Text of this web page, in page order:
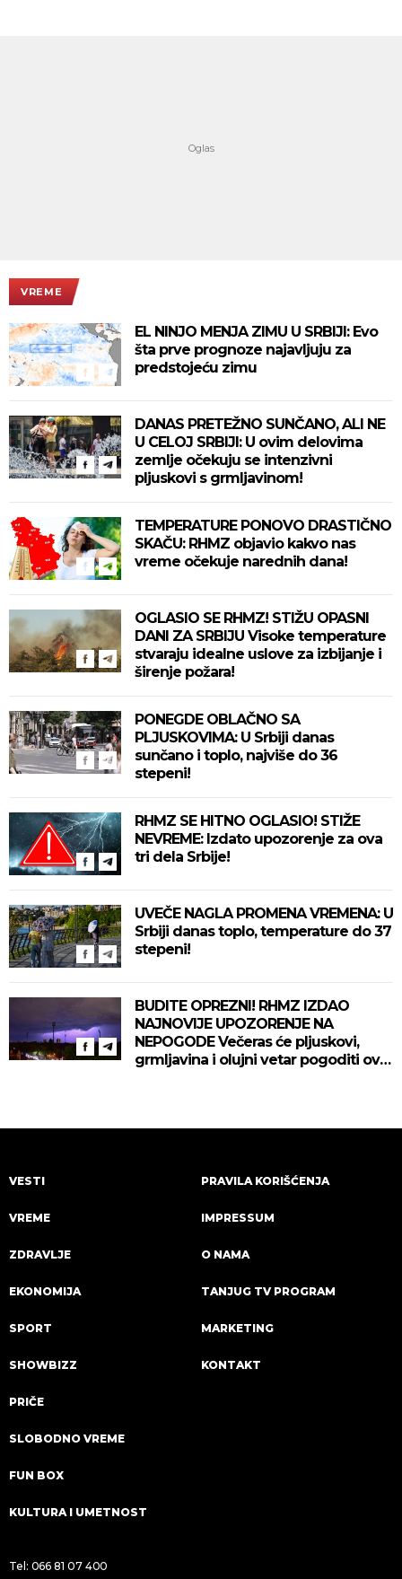
VREME
EL NINJO MENJA ZIMU U SRBIJI: Evo
šta prve prognoze najavljuju za
predstojeću zimu
DANAS PRETEŽNO SUNČANO, ALI NE
U CELOJ SRBIJI: U ovim delovima
zemlje očekuju se intenzivni
pljuskovi s grmljavinom!
TEMPERATURE PONOVO DRASTIČNO
SKAČU: RHMZ objavio kakvo nas
vreme očekuje narednih dana!
OGLASIO SE RHMZ! STIŽU OPASNI
DANI ZA SRBIJU Visoke temperature
stvaraju idealne uslove za izbijanje i
širenje požara!
PONEGDE OBLAČNO SA
PLJUSKOVIMA: U Srbiji danas
sunčano i toplo, najviše do 36
stepeni!
RHMZ SE HITNO OGLASIO! STIŽE
NEVREME: Izdato upozorenje za ova
tri dela Srbije!
UVEČE NAGLA PROMENA VREMENA: U
Srbiji danas toplo, temperature do 37
stepeni!
BUDITE OPREZNI! RHMZ IZDAO
NAJNOVIJE UPOZORENJE NA
NEPOGODE Večeras će pljuskovi,
grmljavina i olujni vetar pogoditi ove
VESTI
VREME
ZDRAVLJE
EKONOMIJA
SPORT
SHOWBIZZ
PRIČE
SLOBODNO VREME
FUN BOX
KULTURA I UMETNOST
PRAVILA KORIŠĆENJA
IMPRESSUM
O NAMA
TANJUG TV PROGRAM
MARKETING
KONTAKT
Tel: 066 81 07 400